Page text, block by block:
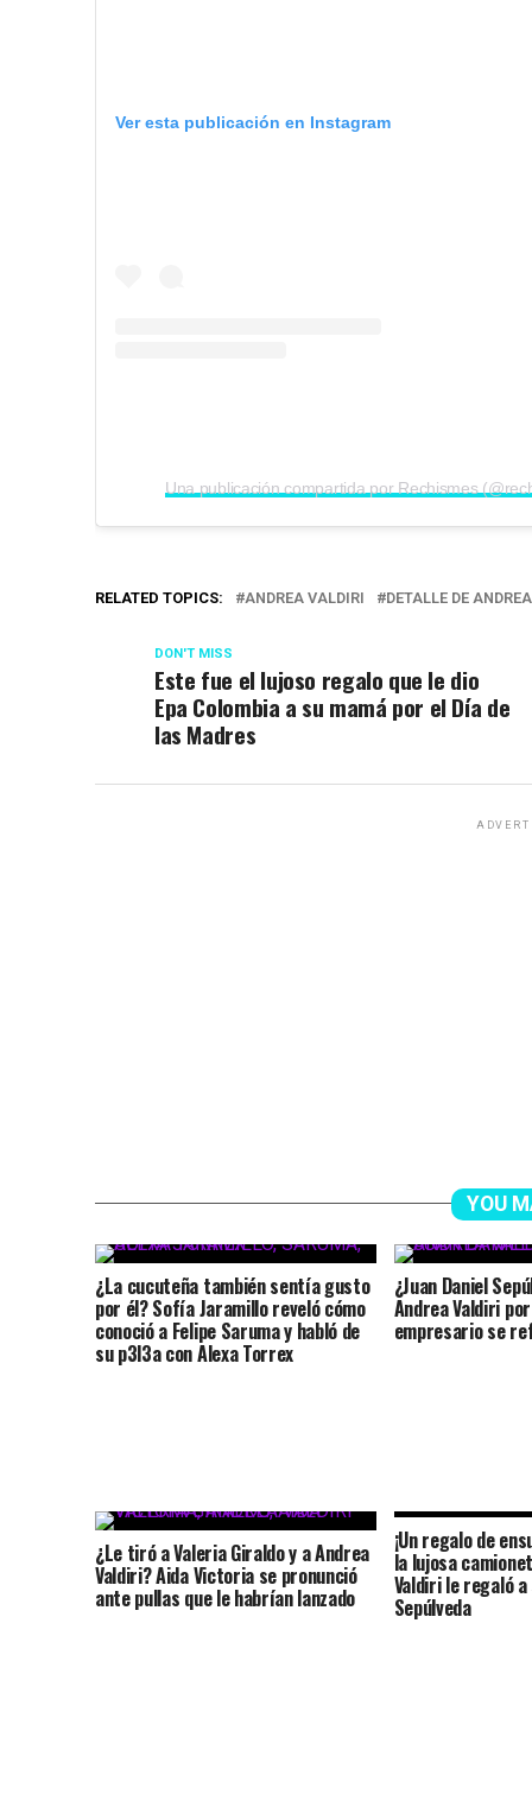
Ver esta publicación en Instagram
RELATED TOPICS: ANDREA VALDIRI DETALLE DE
DON'T MISS
Este fue el lujoso regalo que le dio
Epa Colombia a su mamá por el Día de
las Madres
YOU
¿La cucuteña también sentía gusto
por él? Sofía Jaramillo reveló cómo
conoció a Felipe Saruma y habló de
su p3l3a con Alexa Torrex
¿Juan Daniel
Andrea Valdiri
empresario se
¿Le tiró a Valeria Giraldo y a Andrea
Valdiri? Aida Victoria se pronunció
ante pullas que le habrían lanzado
¡Un regalo de
la lujosa
Valdiri le regaló a
Sepúlveda